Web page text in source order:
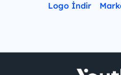
Logo İndir